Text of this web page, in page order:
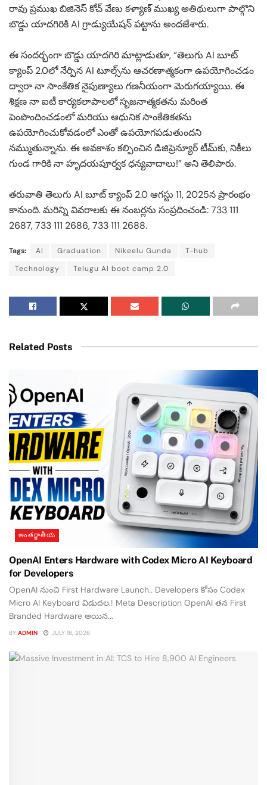
రావు ప్రముఖ బిజినెస్ కోచ్ వేణు కళ్యాణ్ ముఖ్య అతిథులుగా పాల్గొని
బొడ్డు యాదగిరికి AI గ్రాడ్యుయేషన్ పట్టాను అందజేశారు.
ఈ సందర్భంగా బొడ్డు యాదగిరి మాట్లాడుతూ, “తెలుగు AI బూట్
క్యాంప్ 2.0లో నేర్పిన AI టూల్స్‌ను ఆచరణాత్మకంగా ఉపయోగించడం
ద్వారా నా సాంకేతిక నైపుణ్యాలు గణనీయంగా మెరుగయ్యాయి. ఈ
శిక్షణ నా ఐటీ కార్యకలాపాలలో సృజనాత్మకతను మరింత
పెంపొందించడంలో మరియు ఆధునిక సాంకేతికతను
ఉపయోగించుకోవడంలో ఎంతో ఉపయోగపడుతుందని
నమ్ముతున్నాను. ఈ అవకాశం కల్పించిన డిజిప్రెన్యూర్ టీమ్‌కు, నికీలు
గుండ గారికి నా హృదయపూర్వక ధన్యవాదాలు!” అని తెలిపారు.
తరువాతి తెలుగు AI బూట్ క్యాంప్ 2.0 ఆగస్టు 11, 2025న ప్రారంభం
కానుంది. మరిన్ని వివరాలకు ఈ నంబర్లను సంప్రదించండి: 733 111
2687, 733 111 2686, 733 111 2688.
Tags: AI Graduation Nikeelu Gunda
T-hub
Technology
Telugu AI boot camp 2.0
Related Posts
అంతర్జాతీయ
OpenAI Enters Hardware with Codex Micro AI Keyboard
for Developers
OpenAI నుంచి First Hardware Launch.. Developers కోసం Codex
Micro AI Keyboard విడుదల.! Meta Description OpenAI తన First
Branded Hardware అయిన...
BY ADMIN JULY 18, 2026